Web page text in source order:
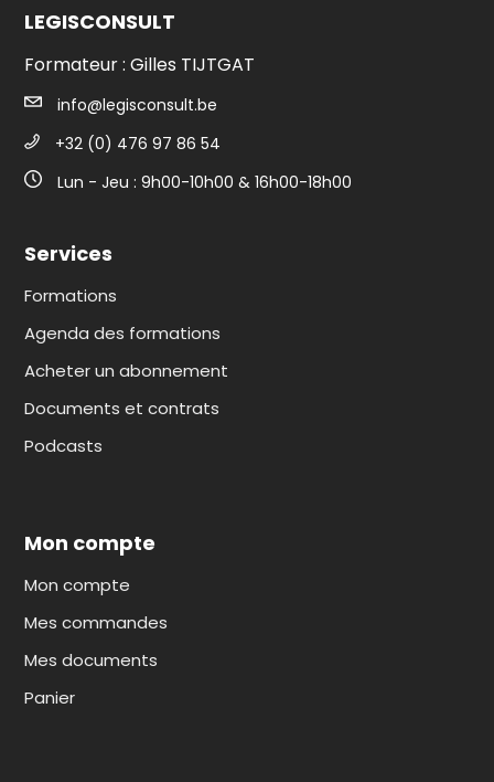
LEGISCONSULT
Formateur : Gilles TIJTGAT
info@legisconsult.be
+32 (0) 476 97 86 54
Lun - Jeu : 9h00-10h00 & 16h00-18h00
Services
Formations
Agenda des formations
Acheter un abonnement
Documents et contrats
Podcasts
Mon compte
Mon compte
Mes commandes
Mes documents
Panier